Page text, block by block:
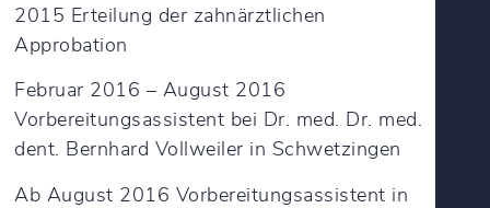
2015 Erteilung der zahnärztlichen
Approbation
Februar 2016 – August 2016
Vorbereitungsassistent bei Dr. med. Dr. med.
dent. Bernhard Vollweiler in Schwetzingen
Ab August 2016 Vorbereitungsassistent in